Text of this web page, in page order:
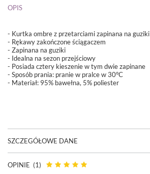
OPIS
- Kurtka ombre z przetarciami zapinana na guziki
- Rękawy zakończone ściągaczem
- Zapinana na guziki
- Idealna na sezon przejściowy
- Posiada cztery kieszenie w tym dwie zapinane
- Sposób prania: pranie w pralce w 30°C
- Materiał: 95% bawełna, 5% poliester
SZCZEGÓŁOWE DANE
OPINIE (1)